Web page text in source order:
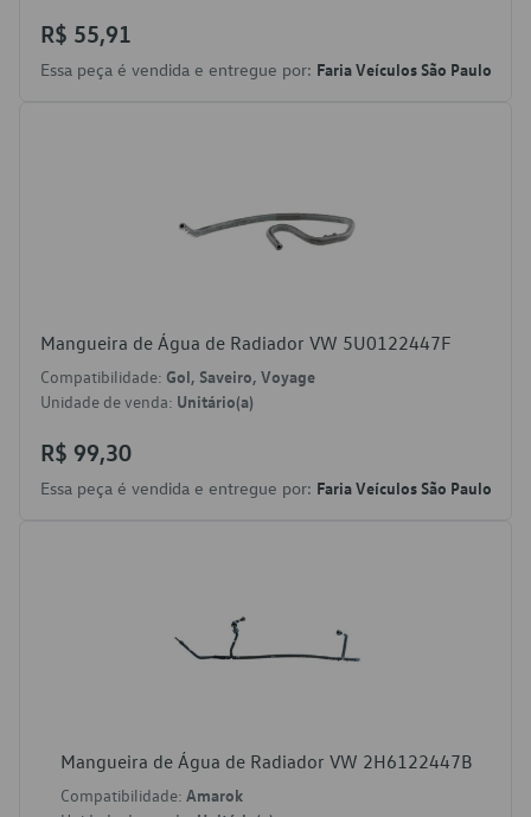
R$ 55,91
Essa peça é vendida e entregue por: Faria Veículos São Paulo
Mangueira de Água de Radiador VW 5U0122447F
Compatibilidade: Gol, Saveiro, Voyage
Unidade de venda: Unitário(a)
R$ 99,30
Essa peça é vendida e entregue por: Faria Veículos São Paulo
Mangueira de Água de Radiador VW 2H6122447B
Compatibilidade: Amarok